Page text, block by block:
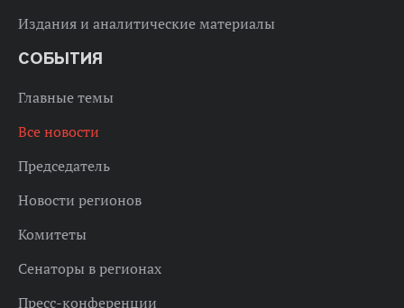
Издания и аналитические материалы
СОБЫТИЯ
Главные темы
Все новости
Председатель
Новости регионов
Комитеты
Сенаторы в регионах
Пресс-конференции